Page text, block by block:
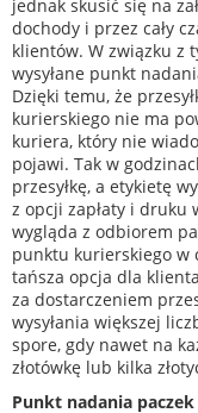
jednak skusić się na
dochody i przez cały
klientów. W związku z
wysyłane punkt
Dzięki temu, że
kurierskiego nie ma
kuriera, który nie
pojawi. Tak w
przesyłkę, a etykietę
z opcji zapłaty i druku
wygląda z odbiorem
punktu kurierskiego w
tańsza opcja dla
za dostarczeniem
wysyłania większej
spore, gdy nawet na
złotówkę lub kilka
Punkt nadania paczek